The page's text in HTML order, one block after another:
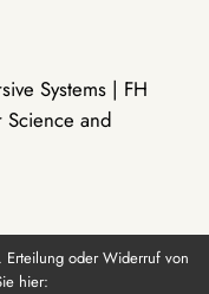
Systems | FH
Science and
Erteilung oder Widerruf von
hier: